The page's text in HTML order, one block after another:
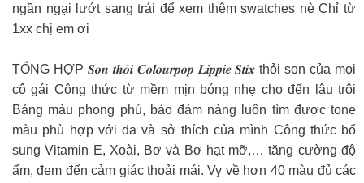
ngần ngại lướt sang trái để xem thêm swatches nè Chỉ từ
1xx chị em ơi
TỔNG HỢP 𝑺𝒐𝒏 𝒕𝒉𝒐̉𝒊 𝑪𝒐𝒍𝒐𝒖𝒓𝒑𝒐𝒑 𝑳𝒊𝒑𝒑𝒊𝒆 𝑺𝒕𝒊𝒙 thỏi son của mọi
cô gái Công thức từ mềm mịn bóng nhẹ cho đến lâu trôi
Bảng màu phong phú, bảo đảm nàng luôn tìm được tone
màu phù hợp với da và sở thích của mình Công thức bổ
sung Vitamin E, Xoài, Bơ và Bơ hạt mỡ,… tăng cường độ
ẩm, đem đến cảm giác thoải mái. Vy về hơn 40 màu đủ các